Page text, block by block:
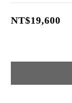
NT$19,600